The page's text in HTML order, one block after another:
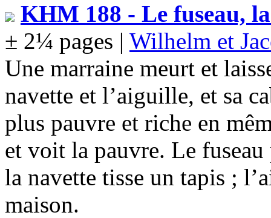
KHM 188 - Le fuseau,
± 2¼ pages | Wilhelm et
Une marraine meurt et
navette et l’aiguille, et sa
plus pauvre et riche en
et voit la pauvre. Le
la navette tisse un tapis ;
maison.